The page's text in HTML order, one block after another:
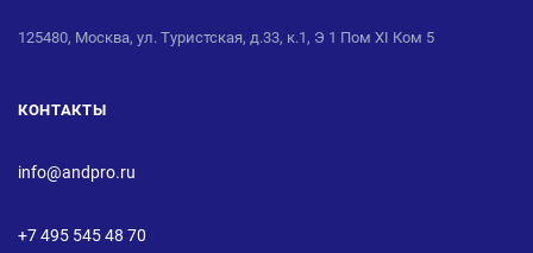
125480, Москва, ул. Туристская, д.33, к.1, Э 1 Пом XI Ком 5
КОНТАКТЫ
info@andpro.ru
+7 495 545 48 70